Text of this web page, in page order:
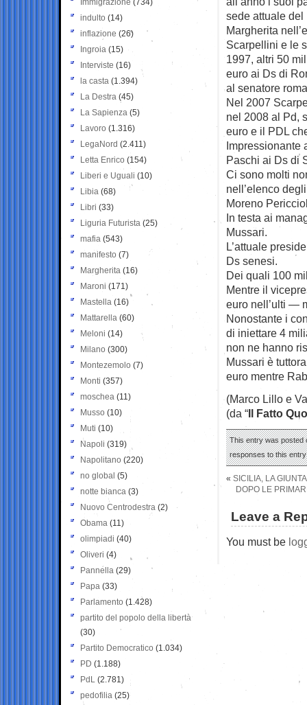
sede attuale del
Margherita
Scarpellini e le
1997, altri 50
euro ai Ds di
al senatore
Nel 2007
nel 2008 al Pd,
euro e il PDL
Impressionante
Paschi ai Ds di
Ci sono molti
nell’elenco
Moreno
In testa ai
Mussari.
L’attuale
Ds senesi.
Dei quali 100
Mentre il
euro nell’ulti —
Nonostante i
di iniettare 4
non ne hanno
Mussari è
euro mentre
(Marco Lillo e
(da “Il Fatto
This entry was posted
responses to this
« SICILIA, LA
DOPO LE
Leave a
You must be
Immigrazione (734)
indulto (14)
inflazione (26)
Ingroia (15)
Interviste (16)
la casta (1.394)
La Destra (45)
La Sapienza (5)
Lavoro (1.316)
LegaNord (2.411)
Letta Enrico (154)
Liberi e Uguali (10)
Libia (68)
Libri (33)
Liguria Futurista (25)
mafia (543)
manifesto (7)
Margherita (16)
Maroni (171)
Mastella (16)
Mattarella (60)
Meloni (14)
Milano (300)
Montezemolo (7)
Monti (357)
moschea (11)
Musso (10)
Muti (10)
Napoli (319)
Napolitano (220)
no global (5)
notte bianca (3)
Nuovo Centrodestra (2)
Obama (11)
olimpiadi (40)
Oliveri (4)
Pannella (29)
Papa (33)
Parlamento (1.428)
partito del popolo della libertà
(30)
Partito Democratico (1.034)
PD (1.188)
PdL (2.781)
pedofilia (25)